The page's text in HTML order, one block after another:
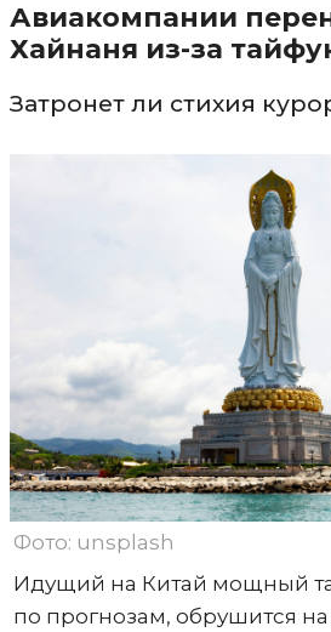
Авиакомпании
Хайнаня из-за
Затронет ли стихия
Фото: unsplash
Идущий на Китай мощный
по прогнозам, обрушится